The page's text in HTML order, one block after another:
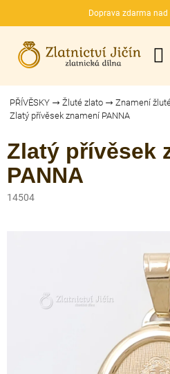
Doprava zdarma nad
CZK
PŘÍVĚSKY Žluté zlato
Znamení
Zlatý přívěsek znamení PANNA
Zlatý přívěsek
PANNA
14504